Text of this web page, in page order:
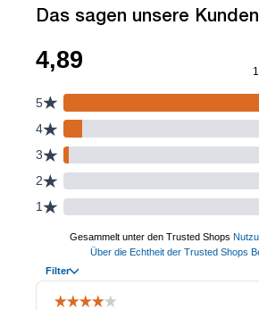
Das sagen unsere Kunden